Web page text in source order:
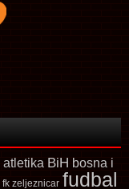
atletika BiH bosna i
fk zeljeznicar fudbal